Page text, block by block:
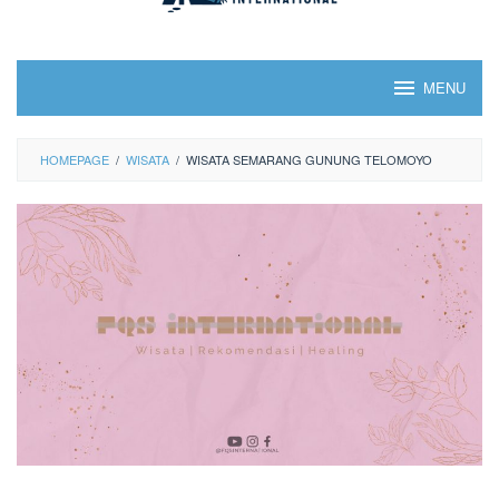
MENU
HOMEPAGE / WISATA / WISATA SEMARANG GUNUNG TELOMOYO